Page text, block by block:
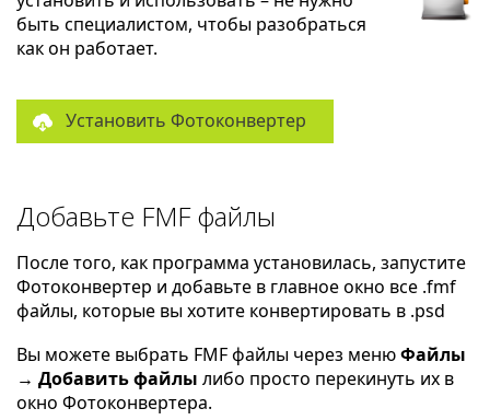
быть специалистом, чтобы разобраться
как он работает.
Установить Фотоконвертер
Добавьте FMF файлы
После того, как программа установилась, запустите
Фотоконвертер и добавьте в главное окно все .fmf
файлы, которые вы хотите конвертировать в .psd
Вы можете выбрать FMF файлы через менюФайлы
→ Добавить файлы либо просто перекинуть их в
окно Фотоконвертера.